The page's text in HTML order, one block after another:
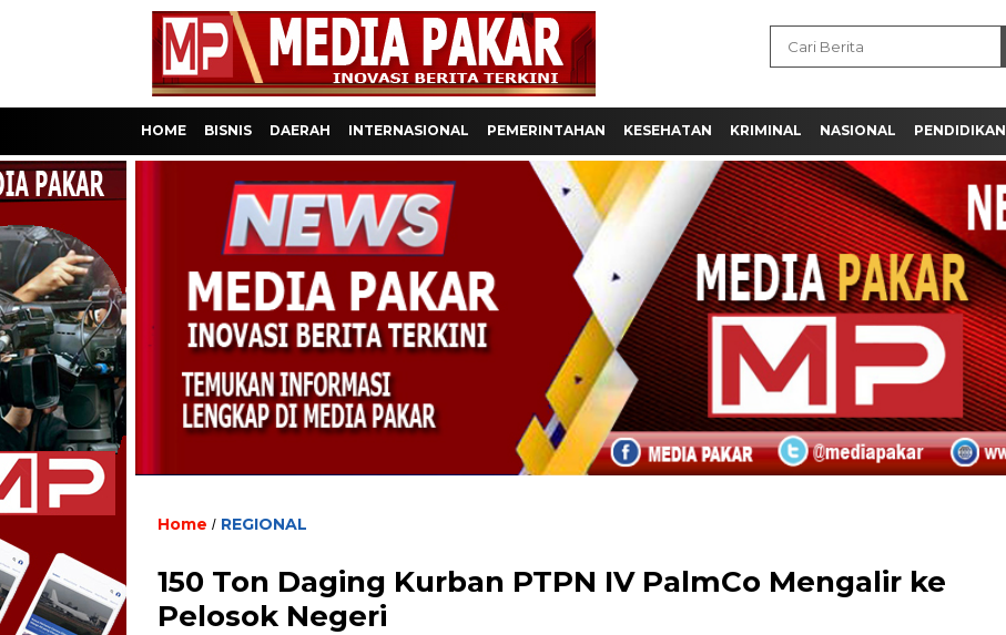
HOME BISNIS DAERAH INTERNASIONAL PEMERINTAHAN KESEHATAN KRIMINAL NASIONAL PENDIDIKAN
Home / REGIONAL
150 Ton Daging Kurban PTPN IV PalmCo Mengalir ke
Pelosok Negeri